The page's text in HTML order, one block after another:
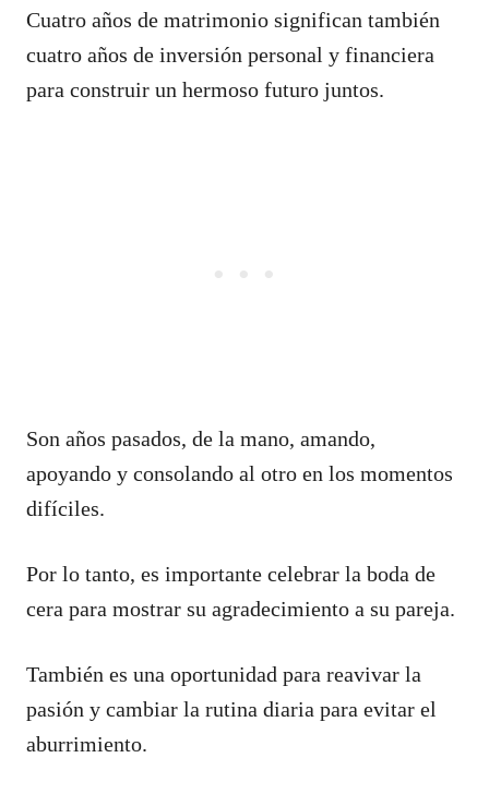
Cuatro años de matrimonio significan también
cuatro años de inversión personal y financiera
para construir un hermoso futuro juntos.
Son años pasados, de la mano, amando,
apoyando y consolando al otro en los momentos
difíciles.
Por lo tanto, es importante celebrar la boda de
cera para mostrar su agradecimiento a su pareja.
También es una oportunidad para reavivar la
pasión y cambiar la rutina diaria para evitar el
aburrimiento.